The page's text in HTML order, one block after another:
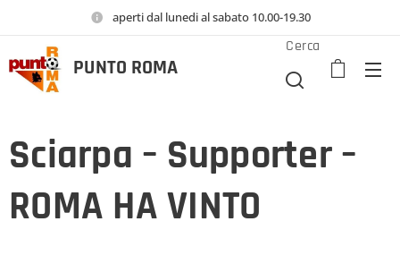
aperti dal lunedi al sabato 10.00-19.30
PUNTO ROMA
Cerca
Sciarpa – Supporter –
ROMA HA VINTO